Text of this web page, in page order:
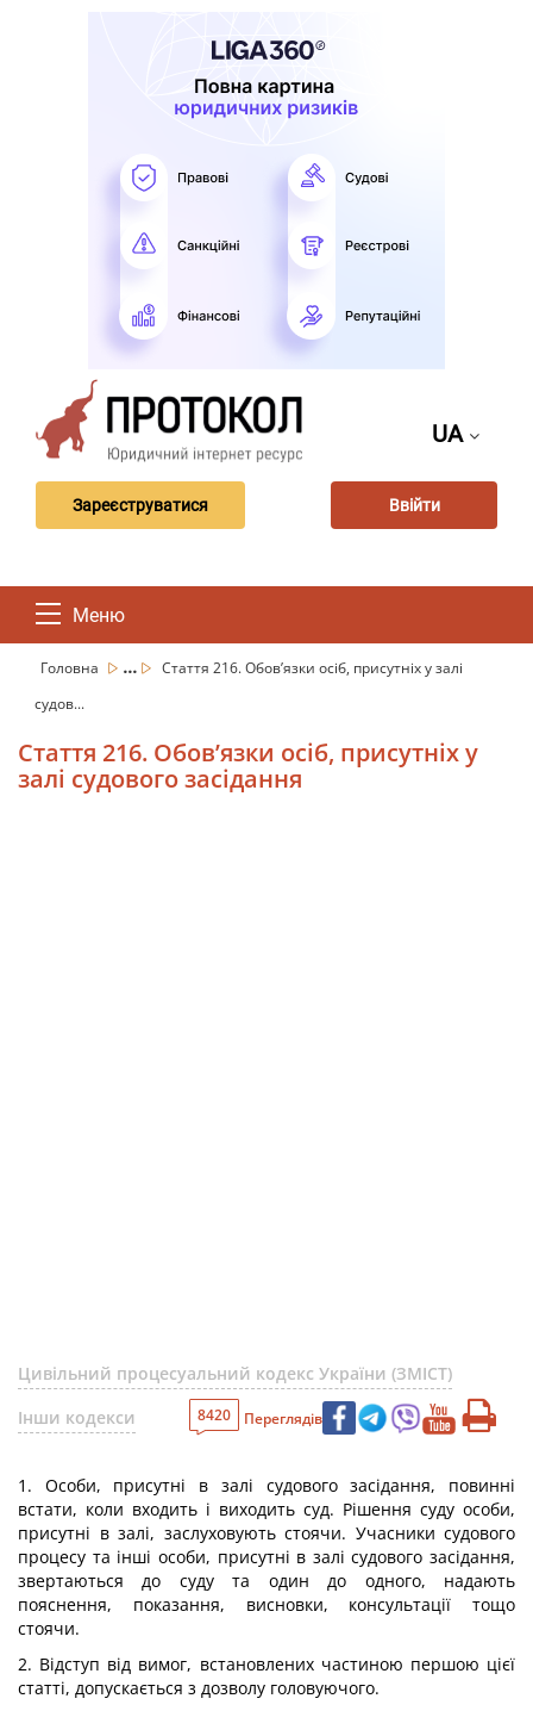
UA
Зареєструватися Ввійти
Меню
Головна ...
Стаття 216. Обов’язки осіб, присутніх у залі
судов...
Стаття 216. Обов’язки осіб, присутніх у
залі судового засідання
Цивільний процесуальний кодекс України (ЗМІСТ)
Інши кодекси
8420 Переглядів
1. Особи, присутні в залі судового засідання, повинні
встати, коли входить і виходить суд. Рішення суду особи,
присутні в залі, заслуховують стоячи. Учасники судового
процесу та інші особи, присутні в залі судового засідання,
звертаються до суду та один до одного, надають
пояснення, показання, висновки, консультації тощо
стоячи.
2. Відступ від вимог, встановлених частиною першою цієї
статті, допускається з дозволу головуючого.